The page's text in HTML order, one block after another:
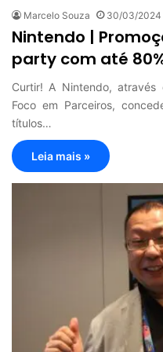
Marcelo Souza 30/03/2024
Nintendo |
party com até
Curtir! A Nintendo,
Foco em Parceiros,
títulos…
Leia mais »